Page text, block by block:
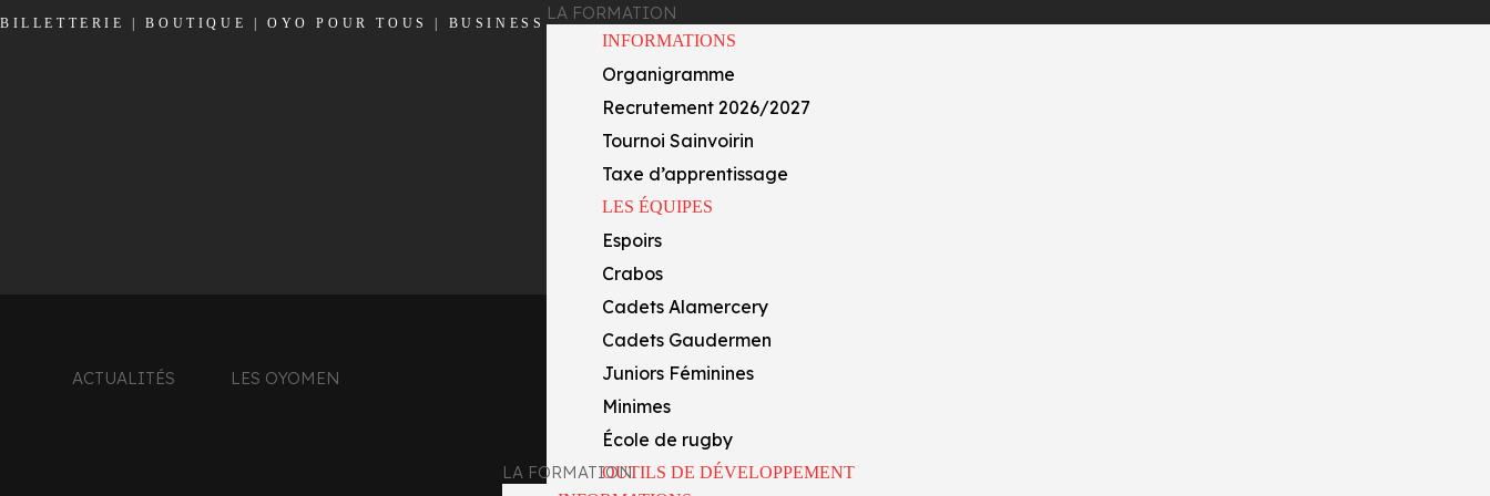
BILLETTERIE |BOUTIQUE |OYO POUR TOUS BUSINESS
ACTUALITÉS LES OYOMEN
LA FORMATION
INFORMATIONS
Organigramme
Recrutement 2026/2027
Tournoi Sainvoirin
Taxe d’apprentissage
LES ÉQUIPES
Espoirs
Crabos
Cadets Alamercery
Cadets Gaudermen
Juniors Féminines
Minimes
École de rugby
OUTILS DE DÉVELOPPEMENT
LA FORMATION